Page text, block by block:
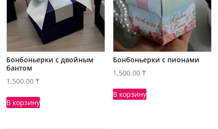
Бонбоньерки с двойным
бантом
1,500.00₸
В корзину
Бонбоньерки с пионами
1,500.00₸
В корзину